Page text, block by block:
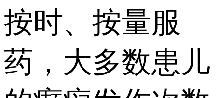
按时、按量服
药，大多数患儿